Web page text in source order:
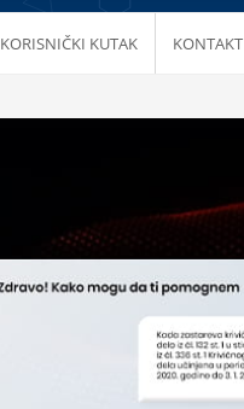
KORISNIČKI KUTAK KONTAKT